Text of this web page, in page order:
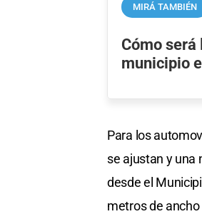
MIRÁ TAMBIÉN
Cómo
municipio
Para los
se ajustan y una
desde el
metros de